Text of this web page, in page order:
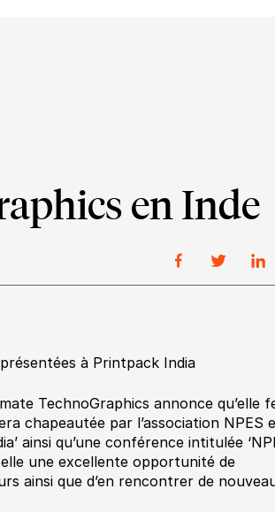
en Inde
à Printpack India
TechnoGraphics annonce qu’elle
chapeautée par l’association NPES
ainsi qu’une conférence intitulée
une excellente opportunité de
ainsi que d’en rencontrer de